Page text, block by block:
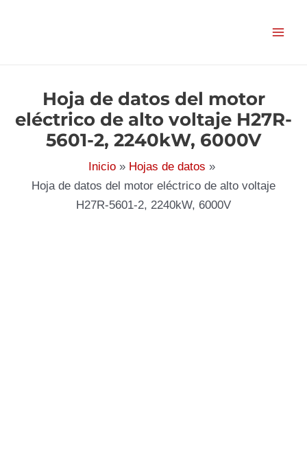
Hoja de datos del motor
eléctrico de alto voltaje H27R-
5601-2, 2240kW, 6000V
Inicio
Hojas de datos
Hoja de datos del motor eléctrico de alto voltaje
H27R-5601-2, 2240kW, 6000V